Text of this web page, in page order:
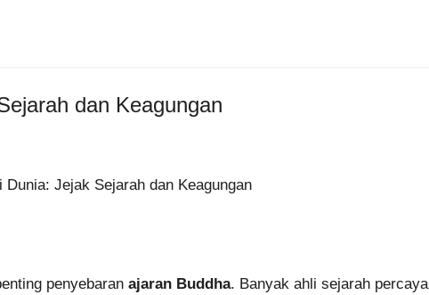
dan Keagungan
penyebaran ajaran Buddha. Banyak ahli sejarah percaya